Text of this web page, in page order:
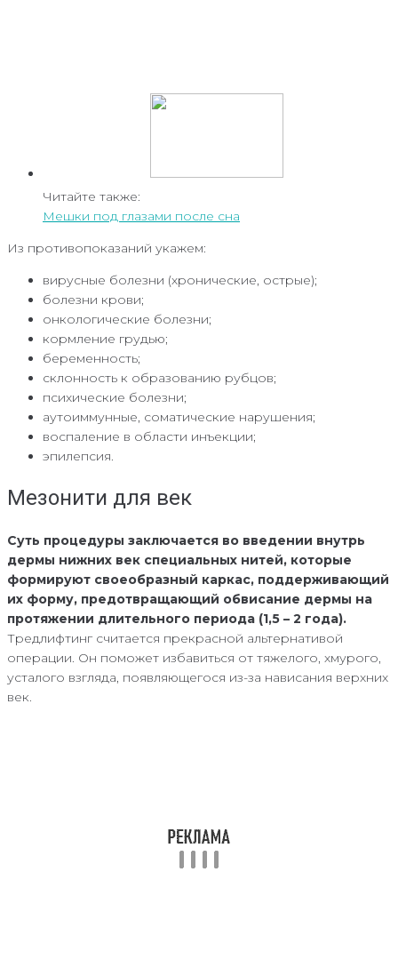
Читайте также:
Мешки под глазами после сна
Из противопоказаний укажем:
вирусные болезни (хронические, острые);
болезни крови;
онкологические болезни;
кормление грудью;
беременность;
склонность к образованию рубцов;
психические болезни;
аутоиммунные, соматические нарушения;
воспаление в области инъекции;
эпилепсия.
Мезонити для век
Суть процедуры заключается во введении внутрь
дермы нижних век специальных нитей, которые
формируют своеобразный каркас, поддерживающий
их форму, предотвращающий обвисание дермы на
протяжении длительного периода (1,5 – 2 года).
Тредлифтинг считается прекрасной альтернативой
операции. Он поможет избавиться от тяжелого, хмурого,
усталого взгляда, появляющегося из-за нависания верхних
век.